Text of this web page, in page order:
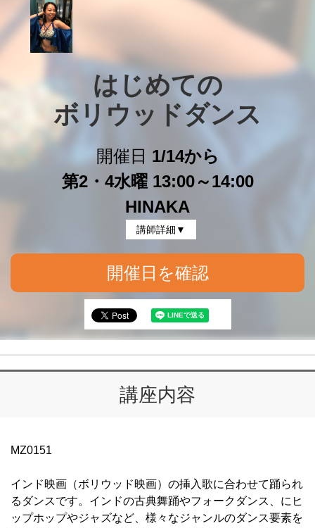
はじめての
ボリウッドダンス
開催日 1/14から
第2・4水曜 13:00～14:00
HINAKA
講師詳細▼
開催日を確認
講座内容
MZ0151
インド映画（ボリウッド映画）の挿入歌に合わせて踊られ
るダンスです。インドの古典舞踊やフォークダンス、にヒ
ップホップやジャズなど、様々なジャンルのダンス要素を